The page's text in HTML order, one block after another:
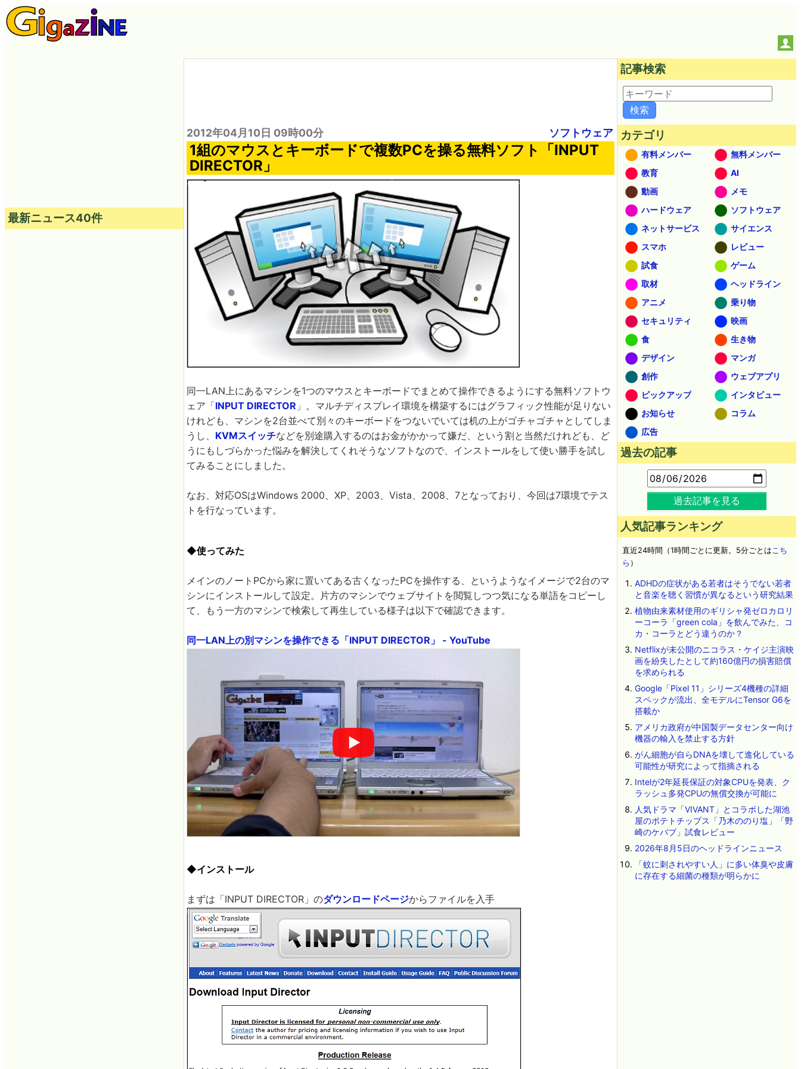
2012年04月10日 09時00分 ソフトウェア
1組のマウスとキーボードで複数PCを操る無料ソフト「INPUT
DIRECTOR」
同一LAN上にあるマシンを1つのマウスとキーボードでまとめて操作できるようにする無料ソフトウ
ェア「INPUT DIRECTOR 」。マルチディスプレイ環境を構築するにはグラフィック性能が足りない
けれども、マシンを2台並べて別々のキーボードをつないでいては机の上がゴチャゴチャとしてしま
うし、 KVMスイッチなどを別途購入するのはお金がかかって嫌だ、という割と当然だけれども、ど
うにもしづらかった悩みを解決してくれそうなソフトなので、インストールをして使い勝手を試し
てみることにしました。
なお、対応OSはWindows 2000、XP、2003、Vista、2008、7となっており、今回は7環境でテス
トを行なっています。
◆使ってみた
メインのノートPCから家に置いてある古くなったPCを操作する、というようなイメージで2台のマ
シンにインストールして設定。片方のマシンでウェブサイトを閲覧しつつ気になる単語をコピーし
て、もう一方のマシンで検索して再生している様子は以下で確認できます。
同一LAN上の別マシンを操作できる「INPUT DIRECTOR」 - YouTube
◆インストール
まずは「INPUT DIRECTOR」のダウンロードページからファイルを入手
最新ニュース40件
記事検索
カテゴリ
有料メンバー
無料メンバー
教育
AI
動画
メモ
ハードウェア
ソフトウェア
ネットサービス
サイエンス
スマホ
レビュー
試食
ゲーム
取材
ヘッドライン
アニメ
乗り物
セキュリティ
映画
食
生き物
デザイン
マンガ
創作
ウェブアプリ
ピックアップ
インタビュー
お知らせ
コラム
広告
過去の記事
過去記事を見る
人気記事ランキング
直近24時間（1時間ごとに更新。5分ごとはこち
ら ）
ADHDの症状がある若者はそうでない若者
と音楽を聴く習慣が異なるという研究結果
植物由来素材使用のギリシャ発ゼロカロリ
ーコーラ「green cola」を飲んでみた、コ
カ・コーラとどう違うのか？
Netflixが未公開のニコラス・ケイジ主演映
画を紛失したとして約160億円の損害賠償
を求められる
Google「Pixel 11」シリーズ4機種の詳細
スペックが流出、全モデルにTensor G6を
搭載か
アメリカ政府が中国製データセンター向け
機器の輸入を禁止する方針
がん細胞が自らDNAを壊して進化している
可能性が研究によって指摘される
Intelが2年延長保証の対象CPUを発表、ク
ラッシュ多発CPUの無償交換が可能に
人気ドラマ「VIVANT」とコラボした湖池
屋のポテトチップス「乃木ののり塩」「野
崎のケバブ」試食レビュー
2026年8月5日のヘッドラインニュース
「蚊に刺されやすい人」に多い体臭や皮膚
に存在する細菌の種類が明らかに